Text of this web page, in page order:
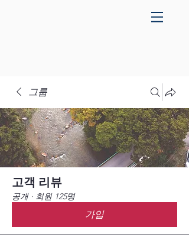
그룹
고객 리뷰
공개 · 회원 125명
가입